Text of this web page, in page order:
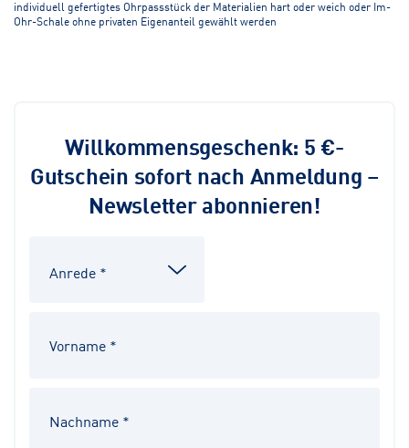
individuell gefertigtes Ohrpassstück der Materialien hart oder weich oder Im-
Ohr-Schale ohne privaten Eigenanteil gewählt werden
Willkommensgeschenk: 5 €-
Gutschein sofort nach Anmeldung –
Newsletter abonnieren!